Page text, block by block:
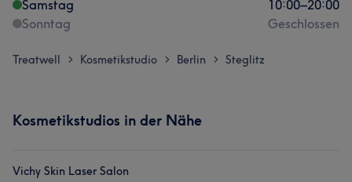
Samstag
10:00–20:00
Sonntag
Geschlossen
Treatwell > Kosmetikstudio > Berlin > Steglitz
Kosmetikstudios in der Nähe
Vichy Skin Laser Salon